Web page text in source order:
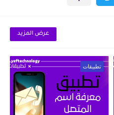
عرض المزيد
تطبيقات